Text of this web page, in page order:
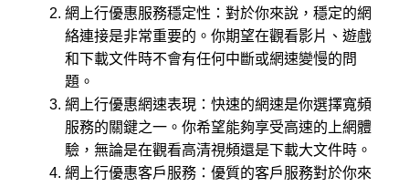
網上行優惠服務穩定性：對於你來說，穩定的網
絡連接是非常重要的。你期望在觀看影片、遊戲
和下載文件時不會有任何中斷或網速變慢的問
題。
網上行優惠網速表現：快速的網速是你選擇寬頻
服務的關鍵之一。你希望能夠享受高速的上網體
驗，無論是在觀看高清視頻還是下載大文件時。
網上行優惠客戶服務：優質的客戶服務對於你來